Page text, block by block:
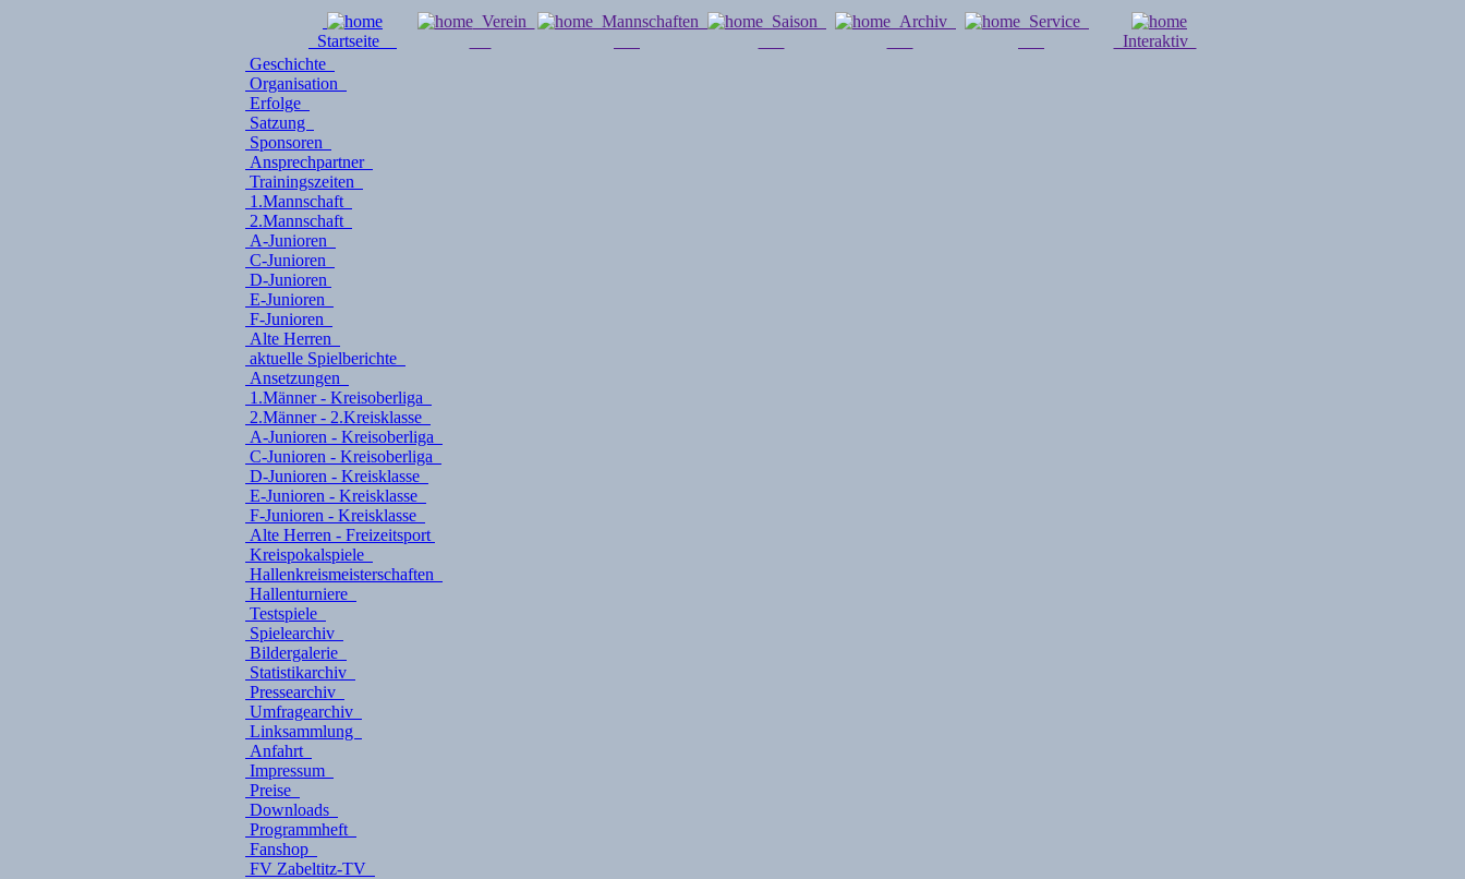
Startseite
Verein Mannschaften Saison Archiv
Service
Interaktiv
Geschichte
Organisation
Erfolge
Satzung
Sponsoren
Ansprechpartner
Trainingszeiten
1.Mannschaft
2.Mannschaft
A-Junioren
C-Junioren
D-Junioren
E-Junioren
F-Junioren
Alte Herren
aktuelle Spielberichte
Ansetzungen
1.Männer - Kreisoberliga
2.Männer - 2.Kreisklasse
A-Junioren - Kreisoberliga
C-Junioren - Kreisoberliga
D-Junioren - Kreisklasse
E-Junioren - Kreisklasse
F-Junioren - Kreisklasse
Alte Herren - Freizeitsport
Kreispokalspiele
Hallenkreismeisterschaften
Hallenturniere
Testspiele
Spielearchiv
Bildergalerie
Statistikarchiv
Pressearchiv
Umfragearchiv
Linksammlung
Anfahrt
Impressum
Preise
Downloads
Programmheft
Fanshop
FV Zabeltitz-TV